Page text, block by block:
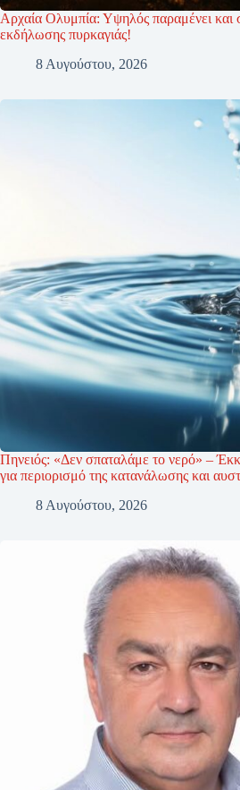
Αρχαία Ολυμπία: Υψηλός παραμένει και
εκδήλωσης πυρκαγιάς!
8 Αυγούστου, 2026
Πηνειός: «Δεν σπαταλάμε το νερό» –
για περιορισμό της κατανάλωσης και
8 Αυγούστου, 2026